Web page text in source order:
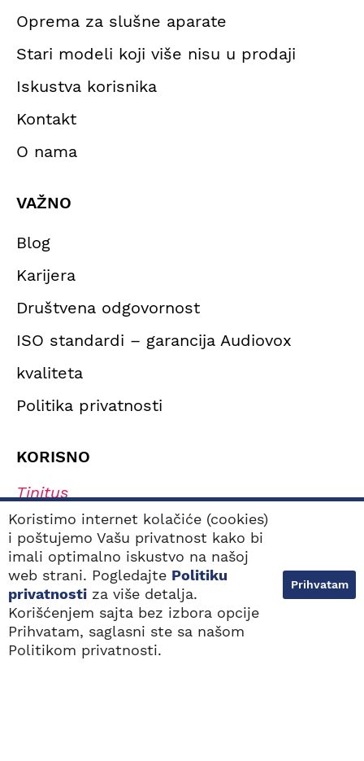
NAJBLIŽE
LOKACIJE
BESPLATAN POZIV
Oprema za slušne aparate
Stari modeli koji više nisu u prodaji
Iskustva korisnika
Kontakt
O nama
VAŽNO
Blog
Karijera
Društvena odgovornost
ISO standardi – garancija Audiovox
kvaliteta
Politika privatnosti
KORISNO
Tinitus
Simptomi oštećenja sluha
Tipovi oštećenja sluha
Navikavanje na slušni aparat
Kako odabrati najbolji slušni aparat?
Sva prava zadržana. 2000 - 2026. © Audiovox
Koristimo internet kolačiće (cookies)
i poštujemo Vašu privatnost kako bi
imali optimalno iskustvo na našoj
web strani. Pogledajte Politiku
privatnosti za više detalja.
Korišćenjem sajta bez izbora opcije
Prihvatam, saglasni ste sa našom
Politikom privatnosti.
Prihvatam